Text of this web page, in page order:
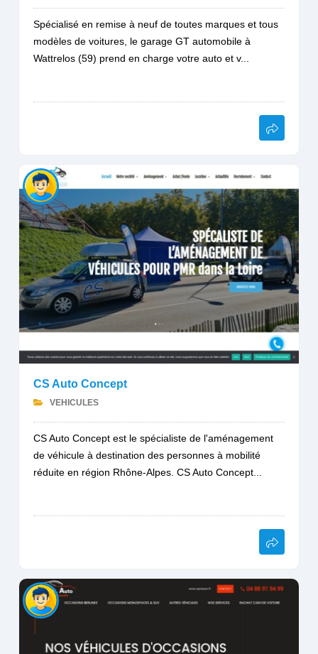
Spécialisé en remise à neuf de toutes marques et tous
modèles de voitures, le garage GT automobile à
Wattrelos (59) prend en charge votre auto et v...
CS Auto Concept
VEHICULES
CS Auto Concept est le spécialiste de l'aménagement
de véhicule à destination des personnes à mobilité
réduite en région Rhône-Alpes. CS Auto Concept...